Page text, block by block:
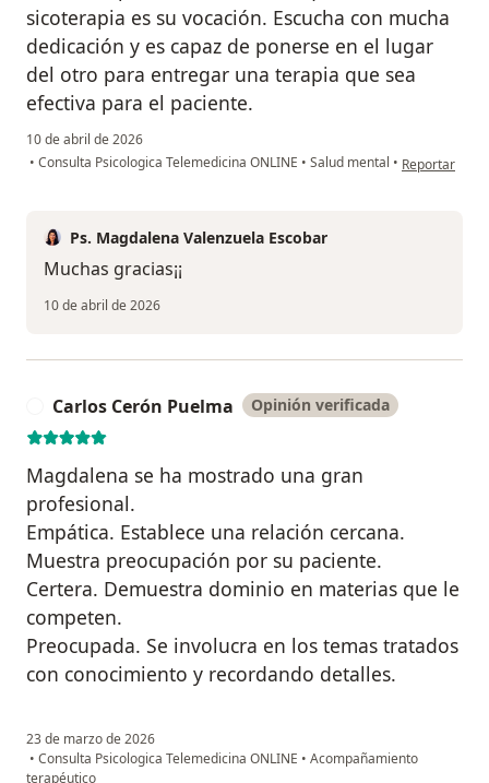
sicoterapia es su vocación. Escucha con mucha
dedicación y es capaz de ponerse en el lugar
del otro para entregar una terapia que sea
efectiva para el paciente.
10 de abril de 2026
• Consulta Psicologica Telemedicina ONLINE • Salud mental • en opinión del
Reportar
Ps. Magdalena Valenzuela Escobar
Muchas gracias¡¡
10 de abril de 2026
Carlos Cerón Puelma Opinión verificada
Magdalena se ha mostrado una gran
profesional.
Empática. Establece una relación cercana.
Muestra preocupación por su paciente.
Certera. Demuestra dominio en materias que le
competen.
Preocupada. Se involucra en los temas tratados
con conocimiento y recordando detalles.
23 de marzo de 2026
• Consulta Psicologica Telemedicina ONLINE • Acompañamiento
terapéutico